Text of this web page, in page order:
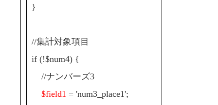
}
//集計対象項目
if (!$num4) {
//ナンバーズ3
$field1 = 'num3_place1';